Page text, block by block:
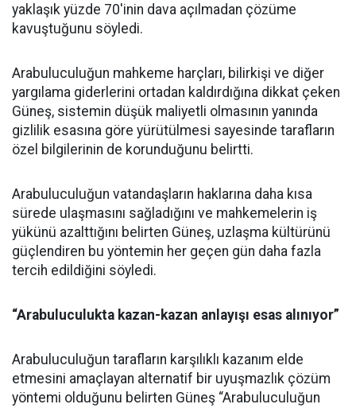
yaklaşık yüzde 70'inin dava açılmadan çözüme
kavuştuğunu söyledi.
Arabuluculuğun mahkeme harçları, bilirkişi ve diğer
yargılama giderlerini ortadan kaldırdığına dikkat çeken
Güneş, sistemin düşük maliyetli olmasının yanında
gizlilik esasına göre yürütülmesi sayesinde tarafların
özel bilgilerinin de korunduğunu belirtti.
Arabuluculuğun vatandaşların haklarına daha kısa
sürede ulaşmasını sağladığını ve mahkemelerin iş
yükünü azalttığını belirten Güneş, uzlaşma kültürünü
güçlendiren bu yöntemin her geçen gün daha fazla
tercih edildiğini söyledi.
“Arabuluculukta kazan-kazan anlayışı esas alınıyor”
Arabuluculuğun tarafların karşılıklı kazanım elde
etmesini amaçlayan alternatif bir uyuşmazlık çözüm
yöntemi olduğunu belirten Güneş “Arabuluculuğun